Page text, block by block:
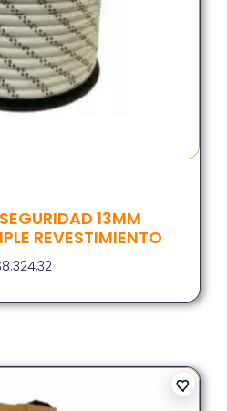
13MM
REVESTIMIENTO
8.324,32